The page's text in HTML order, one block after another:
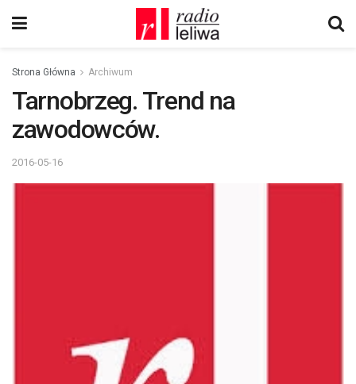
Strona Główna Archiwum
Tarnobrzeg. Trend na
zawodowców.
2016-05-16